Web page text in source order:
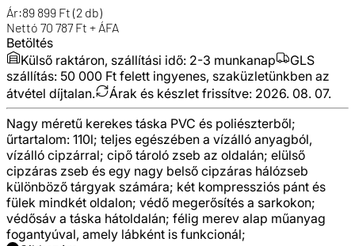
Ár:89 899 Ft (2 db)
Nettó 70 787 Ft + ÁFA
Betöltés
Külső raktáron, szállítási idő: 2-3 munkanap
GLS
szállítás: 50 000 Ft felett ingyenes, szaküzletünkben az
átvétel díjtalan.
Árak és készlet frissítve: 2026. 08. 07.
Nagy méretű kerekes táska PVC és poliészterből;
űrtartalom: 110l; teljes egészében a vízálló anyagból,
vízálló cipzárral; cipő tároló zseb az oldalán; elülső
cipzáras zseb és egy nagy belső cipzáras hálózseb
különböző tárgyak számára; két kompressziós pánt és
fülek mindkét oldalon; védő megerősítés a sarkokon;
védősáv a táska hátoldalán; félig merev alap műanyag
fogantyúval, amely lábként is funkcionál;